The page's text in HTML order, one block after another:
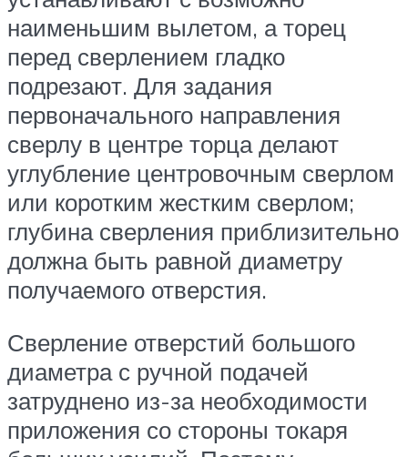
наименьшим вылетом, а торец
перед сверлением гладко
подрезают. Для задания
первоначального направления
сверлу в центре торца делают
углубление центровочным сверлом
или коротким жестким сверлом;
глубина сверления приблизительно
должна быть равной диаметру
получаемого отверстия.
Сверление отверстий большого
диаметра с ручной подачей
затруднено из-за необходимости
приложения со стороны токаря